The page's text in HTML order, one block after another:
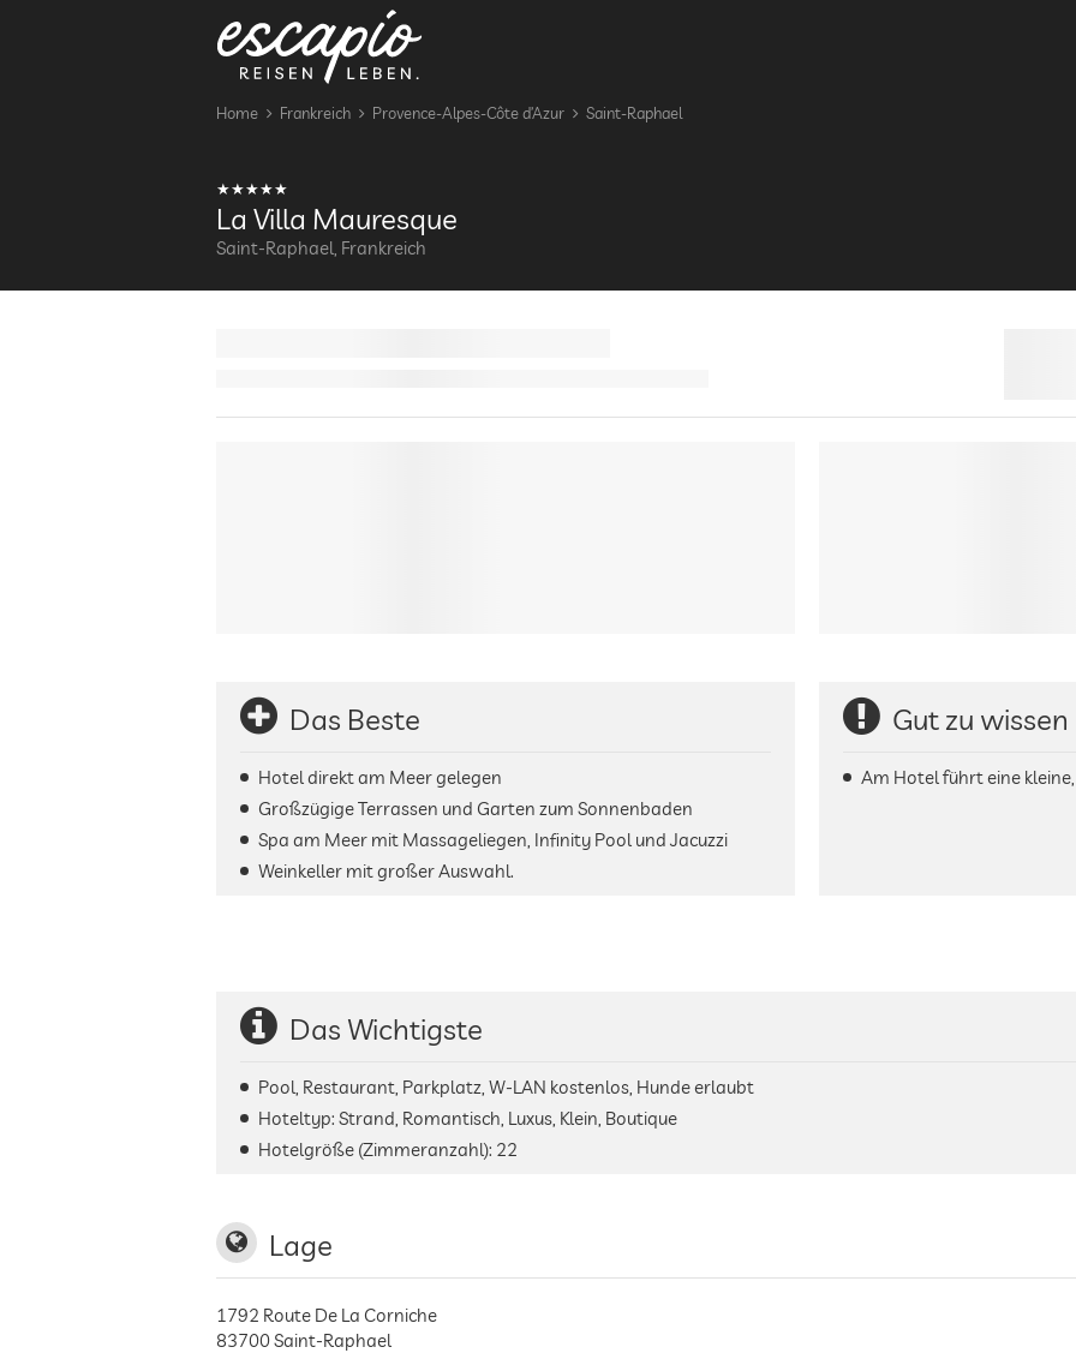
Home Frankreich Provence-Alpes-Côte d’Azur Saint-Raphael
La Villa Mauresque
Saint-Raphael, Frankreich
Das Beste
Hotel direkt am Meer gelegen
Großzügige Terrassen und Garten zum Sonnenbaden
Spa am Meer mit Massageliegen, Infinity Pool und Jacuzzi
Weinkeller mit großer Auswahl.
Gut zu wissen
Am Hotel führt eine
Das Wichtigste
Pool, Restaurant, Parkplatz, W-LAN kostenlos, Hunde erlaubt
Hoteltyp: Strand, Romantisch, Luxus, Klein, Boutique
Hotelgröße (Zimmeranzahl): 22
Lage
1792 Route De La Corniche
83700Saint-Raphael